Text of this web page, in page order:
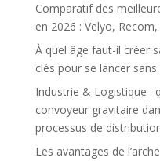
Comparatif des
en 2026 : Velyo,
À quel âge faut-il créer
clés pour se lancer
Industrie & Logistique :
convoyeur gravitaire
processus de
Les avantages de